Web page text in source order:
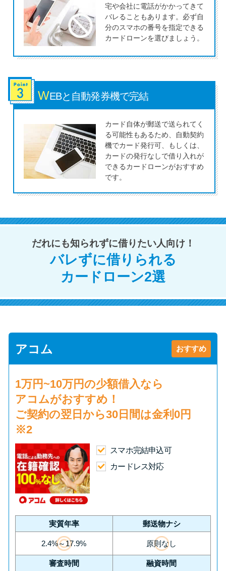
街金とは？絶対審査通る？借金
に悩む人へ街金をおすすめしな
い理由
やシステムをカードローンと比
較
未成年でもお金を借りられる？
学生がお金を借りる方法があ
る？
学生がお金を借りる方法は？親
へのバレにくさや将来への影響
ソフト闇金とは？悪質な手口に
は要注意！
090金融（闇金）からお金を借り
てはいけない理由と借りた場合
申し込みブラックとは?判断の目
安や審査に通らない理由
ブラックでもお金を借りるに
は？3つの判断基準と工面法
る？ 自分がブラックか確かめる
方法
アコムとレイクどっちがいい
の？ カードローンの選び方を徹
底解説！
プロミスの返済方法を徹底解
説！ もっとも便利でお得な返済
宅や会社に電話がかかってきて
バレることもあります。必ず自
分のスマホの番号を指定できる
カードローンを選びましょう。
WEBと自動発券機で完結
カード自体が郵送で送られてく
る可能性もあるため、自動契約
機でカード発行可、もしくは、
カードの発行なしで借り入れが
できるカードローンがおすすめ
です。
だれにも知られずに借りたい人向け！
バレずに借りられる
カードローン2選
アコム おすすめ
1万円~10万円の少額借入なら
アコムがおすすめ！
ご契約の翌日から30日間は金利0円
※2
スマホ完結申込可
カードレス対応
実質年率 郵送物ナシ
2.4%～17.9% 原則なし
審査時間 融資時間